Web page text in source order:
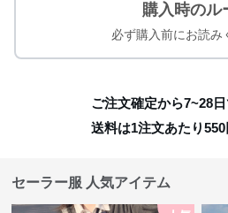
購入時のル
必ず購入前にお読み
ご注文確定から7~28
送料は1注文あたり550
セーラー服 人気アイテム